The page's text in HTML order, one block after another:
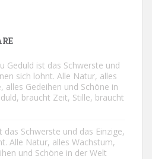
Geduld ist das Schwerste und
sich lohnt. Alle Natur, alles
alles Gedeihen und Schöne in
braucht Zeit, Stille, braucht
das Schwerste und das Einzige,
Alle Natur, alles Wachstum,
und Schöne in der Welt